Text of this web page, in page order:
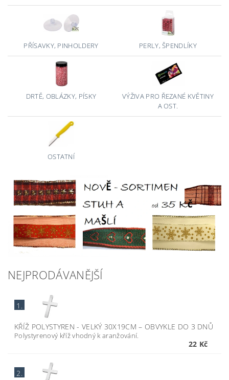
PŘÍSAVKY, PINHOLDERY PERLY, ŠPENDLÍKY
DRTĚ, OBLÁZKY, PÍSKY
VÝŽIVA PRO ŘEZANÉ KVĚTINY
A OST.
OSTATNÍ
NEJPRODÁVANĚJŠÍ
1.
KŘÍŽ POLYSTYREN - VELKÝ 30X19CM– OBVYKLE DO 3 DNŮ
Polystyrenový kříž vhodný k aranžování.
22 Kč
2.